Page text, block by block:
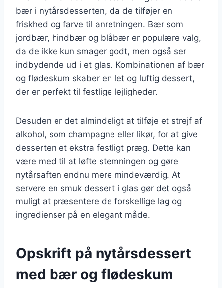
bær i nytårsdesserten, da de tilføjer en
friskhed og farve til anretningen. Bær som
jordbær, hindbær og blåbær er populære valg,
da de ikke kun smager godt, men også ser
indbydende ud i et glas. Kombinationen af bær
og flødeskum skaber en let og luftig dessert,
der er perfekt til festlige lejligheder.
Desuden er det almindeligt at tilføje et strejf af
alkohol, som champagne eller likør, for at give
desserten et ekstra festligt præg. Dette kan
være med til at løfte stemningen og gøre
nytårsaften endnu mere mindeværdig. At
servere en smuk dessert i glas gør det også
muligt at præsentere de forskellige lag og
ingredienser på en elegant måde.
Opskrift på nytårsdessert
med bær og flødeskum